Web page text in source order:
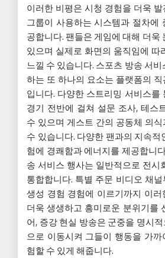
이러한 비평은 시청 경험을 더욱
그룹이 사용하는 시스템과 절차에
공합니다. 팬들은 게임에 대해 더욱
있으며 실제로 화면의 움직임에 따
느낄 수 있습니다. 스포츠 방송 서
하는 또 하나의 요소는 플랫폼의
입니다. 다양한 스트리밍 서비스를
경기 전반에 걸쳐 설문 조사, 테스
수 있으며 게스트 간의 공동체 의
수 있습니다. 다양한 팬과의 지속적
험에 경쾌함과 에너지를 제공합니
송 서비스 행사는 일반적으로 전시
통합합니다. 특별 주문 비디오 채
생성 경험 경험에 이르기까지 이
더욱 생생하고 흥미로운 분위기를
어, 증강 현실 방송은 군중을 명시
으로 이동시켜 그들이 행동을 가
험할 수 있게 해줍니다.